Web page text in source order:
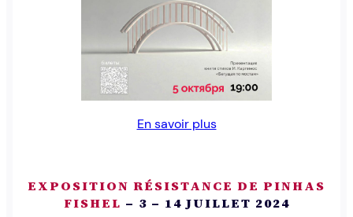
En savoir plus
EXPOSITION RÉSISTANCE DE PINHAS
FISHEL – 3 – 14 JUILLET 2024